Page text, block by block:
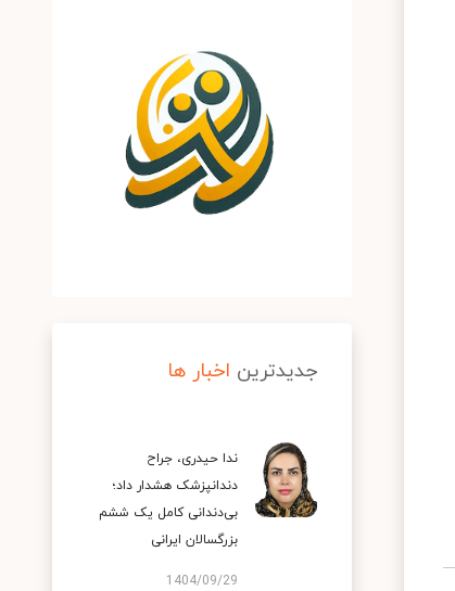
جدیدترین اخبار ها
ندا حیدری، جراح
دندانپزشک هشدار داد؛
بی‌دندانی کامل یک ششم
بزرگسالان ایرانی
1404/09/29